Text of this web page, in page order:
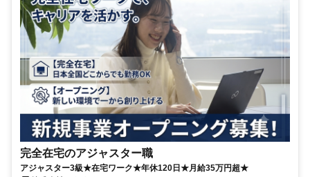
完全在宅のアジャスター職
アジャスター3級★在宅ワーク★年休120日★月給35万円超★